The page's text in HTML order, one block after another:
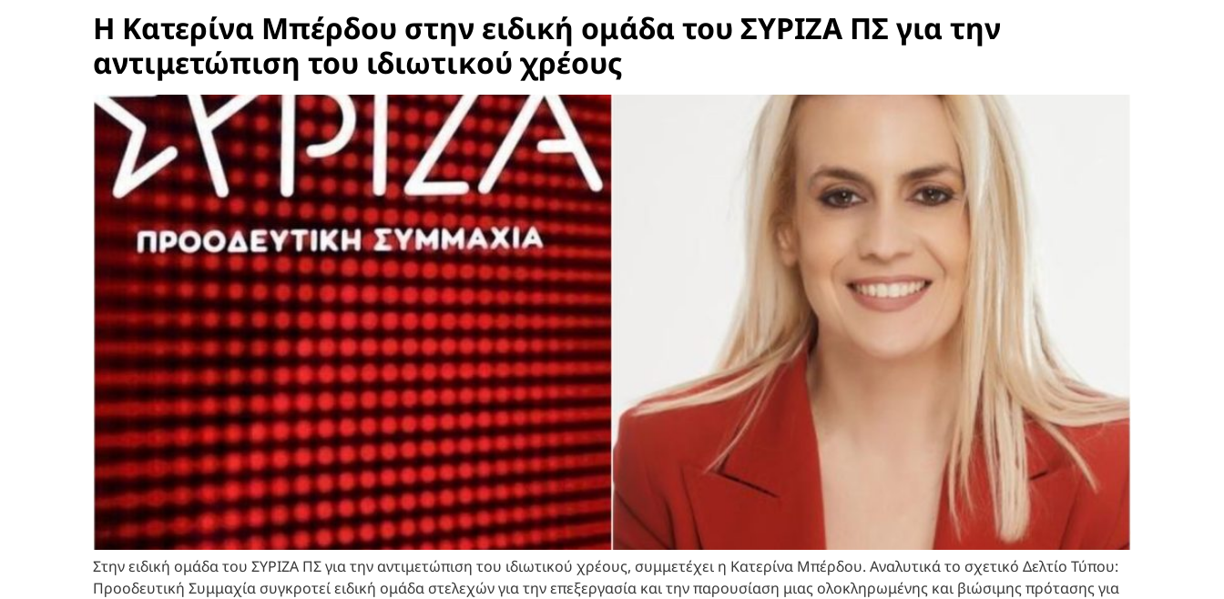
Η Κατερίνα Μπέρδου στην ειδική ομάδα του ΣΥΡΙΖΑ ΠΣ για την
αντιμετώπιση του ιδιωτικού χρέους
Στην ειδική ομάδα του ΣΥΡΙΖΑ ΠΣ για την αντιμετώπιση του ιδιωτικού χρέους, συμμετέχει η Κατερίνα Μπέρδου. Αναλυτικά το σχετικό Δελτίο Τύπου:
Προοδευτική Συμμαχία συγκροτεί ειδική ομάδα στελεχών για την επεξεργασία και την παρουσίαση μιας ολοκληρωμένης και βιώσιμης πρότασης για